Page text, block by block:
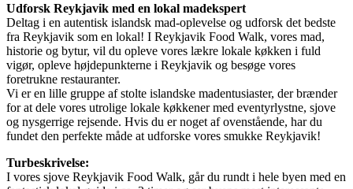
Udforsk Reykjavik med en lokal madekspert
Deltag i en autentisk islandsk mad-oplevelse og udforsk det bedste
fra Reykjavik som en lokal! I Reykjavik Food Walk, vores mad,
historie og bytur, vil du opleve vores lækre lokale køkken i fuld
vigør, opleve højdepunkterne i Reykjavik og besøge vores
foretrukne restauranter.
Vi er en lille gruppe af stolte islandske madentusiaster, der brænder
for at dele vores utrolige lokale køkkener med eventyrlystne, sjove
og nysgerrige rejsende. Hvis du er noget af ovenstående, har du
fundet den perfekte måde at udforske vores smukke Reykjavik!
Turbeskrivelse:
I vores sjove Reykjavik Food Walk, går du rundt i hele byen med en